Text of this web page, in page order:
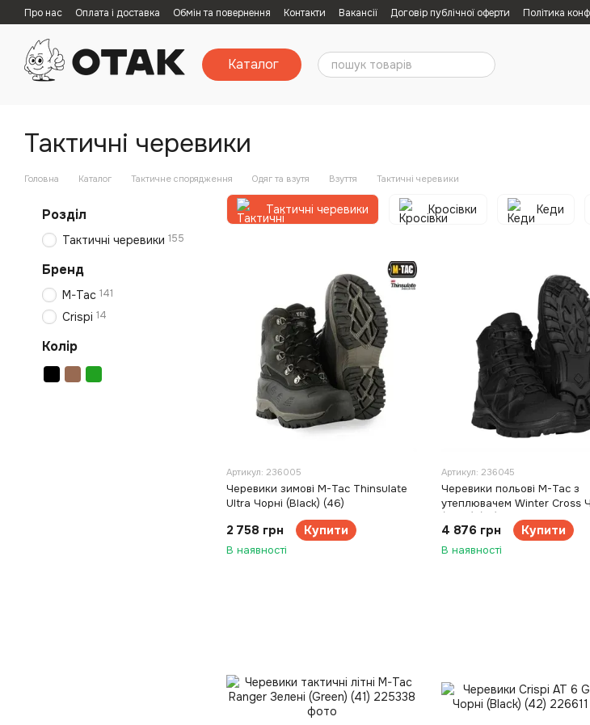
Перейти к основному контенту
Про нас Оплата і доставка Обмін та повернення Контакти Вакансії Договір публічної оферти Політика
Каталог
Тактичні черевики
Головна Каталог Тактичне спорядження Одяг та взутя Взуття Тактичні черевики
Тактичні черевики Кросівки Кеди
Артикул: 236005
Черевики зимові M-Tac Thinsulate
Ultra Чорні (Black) (46)
2 758 грн Купити
В наявності
Артикул: 236045
Черевики польові M-Tac з
утеплювачем Winter Cross
4 876 грн Купити
В наявності
Розділ
Тактичні черевики 155
Бренд
M-Tac 141
Crispi 14
Колір